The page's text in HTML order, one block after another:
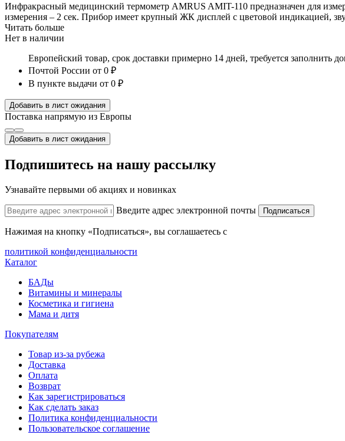
Инфракрасный медицинский термометр AMRUS AMIT-110 предназначен для
измерения – 2 сек. Прибор имеет крупный ЖК дисплей с цветовой индикацией,
Читать больше
Нет в наличии
Европейский товар, срок доставки примерно 14 дней, требуется заполнить
Почтой России от 0 ₽
В пункте выдачи от 0 ₽
Добавить в лист ожидания
Поставка напрямую из Европы
Добавить в лист ожидания
Подпишитесь на нашу рассылку
Узнавайте первыми об акциях и новинках
Введите адрес электронной почты Подписаться
Нажимая на кнопку «Подписаться», вы соглашаетесь с
политикой конфиденциальности
Каталог
БАДы
Витамины и минералы
Косметика и гигиена
Мама и дитя
Покупателям
Товар из-за рубежа
Доставка
Оплата
Возврат
Как зарегистрироваться
Как сделать заказ
Политика конфиденциальности
Пользовательское соглашение